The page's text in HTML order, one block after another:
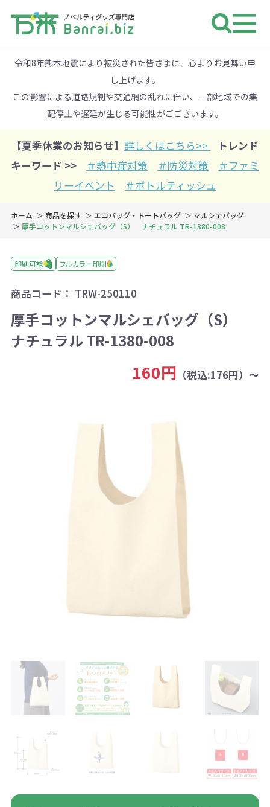
令和8年熊本地震により被災された皆さまに、心よりお見舞い申
し上げます。
この影響による道路規制や交通網の乱れに伴い、一部地域での集
配停止や遅延が生じる可能性がごございます。
【夏季休業のお知らせ】 詳しくはこちら>>
トレンド
キーワード >>
＃熱中症対策 ＃防災対策
＃ファミ
リーイベント
＃ボトルティッシュ
ホーム 商品を探す エコバッグ・トートバッグ
マルシェバッグ
厚手コットンマルシェバッグ（S） ナチュラル TR-1380-008
印刷可能 フルカラー印刷
商品コード： TRW-250110
厚手コットンマルシェバッグ（S）
ナチュラル TR-1380-008
160円 （税込:176円）～